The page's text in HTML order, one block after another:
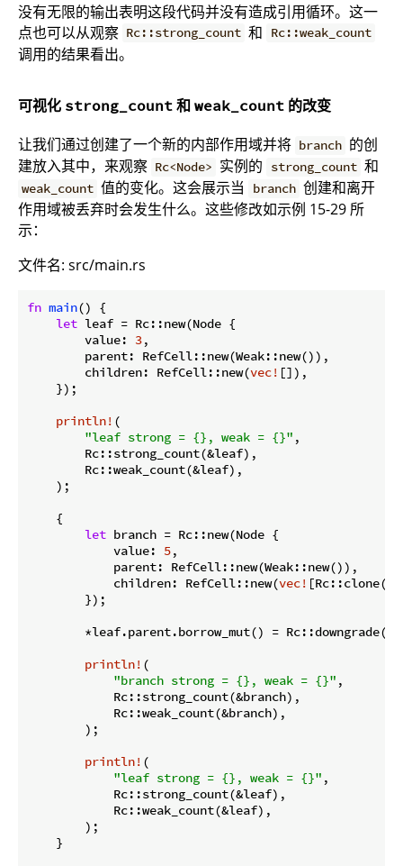
没有无限的输出表明这段代码并没有造成引用循环。这一
点也可以从观察 Rc::strong_count 和 Rc::weak_count
调用的结果看出。
可视化 strong_count 和 weak_count 的改变
让我们通过创建了一个新的内部作用域并将 branch 的创
建放入其中，来观察 Rc<Node> 实例的 strong_count 和
weak_count 值的变化。这会展示当 branch 创建和离开
作用域被丢弃时会发生什么。这些修改如示例 15-29 所
示：
文件名: src/main.rs
fn main() {
let leaf = Rc::new(Node {
        value:
3,
        parent: RefCell::new(Weak::new()),
        children: RefCell::new(
vec! []),
    });
println! (
"leaf strong = {}, weak = {}" ,
        Rc::strong_count(&leaf),
        Rc::weak_count(&leaf),
    );
    {
let branch = Rc::new(Node {
            value:
5,
            parent: RefCell::new(Weak::new()),
            children: RefCell::new(
vec!
        });
*leaf.parent.borrow_mut() =
println! (
"branch strong = {}, weak = {}" ,
            Rc::strong_count(&branch),
            Rc::weak_count(&branch),
        );
println! (
"leaf strong = {}, weak = {}" ,
            Rc::strong_count(&leaf),
            Rc::weak_count(&leaf),
        );
    }